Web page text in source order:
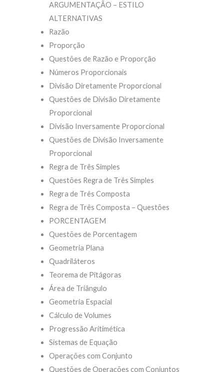
ARGUMENTAÇÃO – ESTILO
ALTERNATIVAS
Razão
Proporção
Questões de Razão e Proporção
Números Proporcionais
Divisão Diretamente Proporcional
Questões de Divisão Diretamente
Proporcional
Divisão Inversamente Proporcional
Questões de Divisão Inversamente
Proporcional
Regra de Três Simples
Questões Regra de Três Simples
Regra de Três Composta
Regra de Três Composta – Questões
PORCENTAGEM
Questões de Porcentagem
Geometria Plana
Quadriláteros
Teorema de Pitágoras
Área de Triângulo
Geometria Espacial
Cálculo de Volumes
Progressão Aritimética
Sistemas de Equação
Operações com Conjunto
Questões de Operações com Conjuntos